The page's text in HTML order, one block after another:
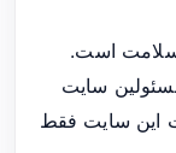
است.
سایت
این سایت فقط